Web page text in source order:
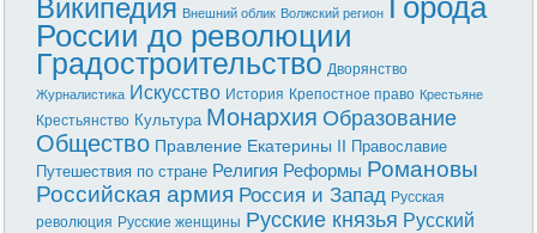
Википедия Внешний облик Волжский регион
России до революции
Градостроительство Дворянство
Журналистика Искусство История Крепостное право Крестьяне
Крестьянство Культура Монархия Образование
Общество Правление Екатерины II Православие
Путешествия по стране Религия Реформы Романовы
Российская армия Россия и Запад Русская
революция Русские женщины Русские князья Русский